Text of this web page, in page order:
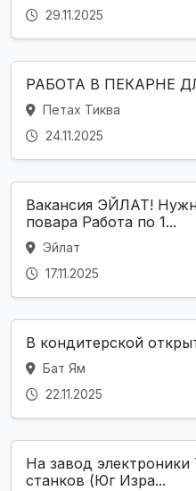
29.11.2025
РАБОТА В ПЕКАРНЕ
Петах Тиква
24.11.2025
Вакансия ЭЙЛАТ!
повара Работа по 1...
Эйлат
17.11.2025
В кондитерской
Бат Ям
22.11.2025
На завод
станков (Юг Изра...